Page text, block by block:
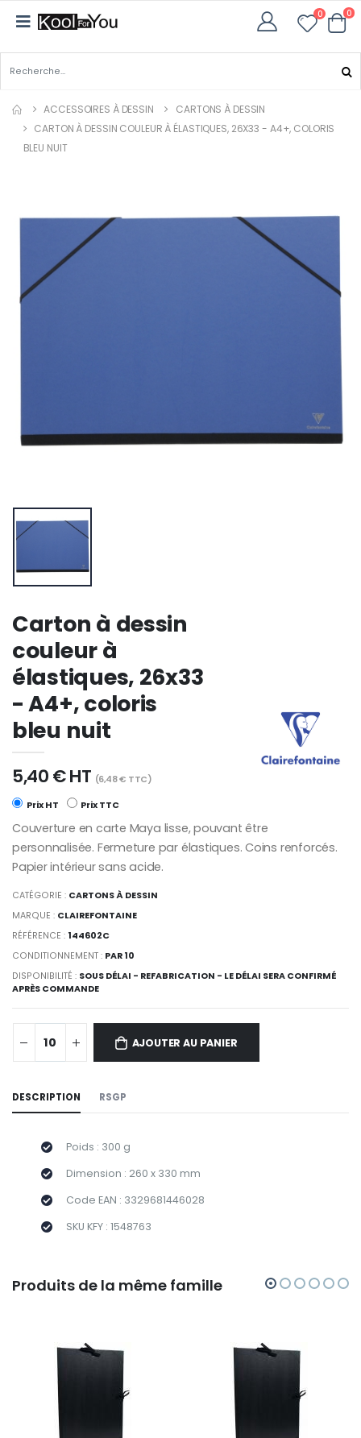
0 0
ACCESSOIRES À DESSIN
CARTONS À DESSIN
CARTON À DESSIN COULEUR À ÉLASTIQUES, 26X33 - A4+, COLORIS
BLEU NUIT
Carton à dessin
couleur à
élastiques, 26x33
- A4+, coloris
bleu nuit
5,40 € HT (6,48 € TTC)
Prix HT Prix TTC
Couverture en carte Maya lisse, pouvant être
personnalisée. Fermeture par élastiques. Coins renforcés.
Papier intérieur sans acide.
CATÉGORIE : CARTONS À DESSIN
MARQUE : CLAIREFONTAINE
RÉFÉRENCE : 144602C
CONDITIONNEMENT : PAR 10
DISPONIBILITÉ : SOUS DÉLAI - REFABRICATION - LE DÉLAI SERA CONFIRMÉ
APRÈS COMMANDE
AJOUTER AU PANIER
DESCRIPTION RSGP
Poids : 300 g
Dimension : 260 x 330 mm
Code EAN : 3329681446028
SKU KFY : 1548763
Produits de la même famille